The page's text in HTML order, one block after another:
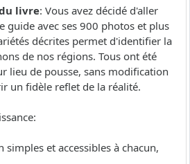
livre: Vous avez décidé d'aller
guide avec ses 900 photos et plus
décrites permet d'identifier la
de nos régions. Tous ont été
lieu de pousse, sans modification
un fidèle reflet de la réalité.
simples et accessibles à chacun,